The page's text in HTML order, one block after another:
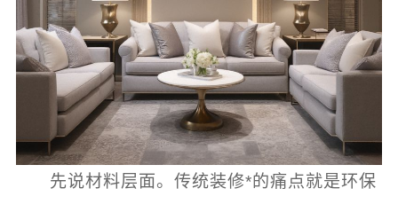
先说材料层面。传统装修*的痛点就是环保